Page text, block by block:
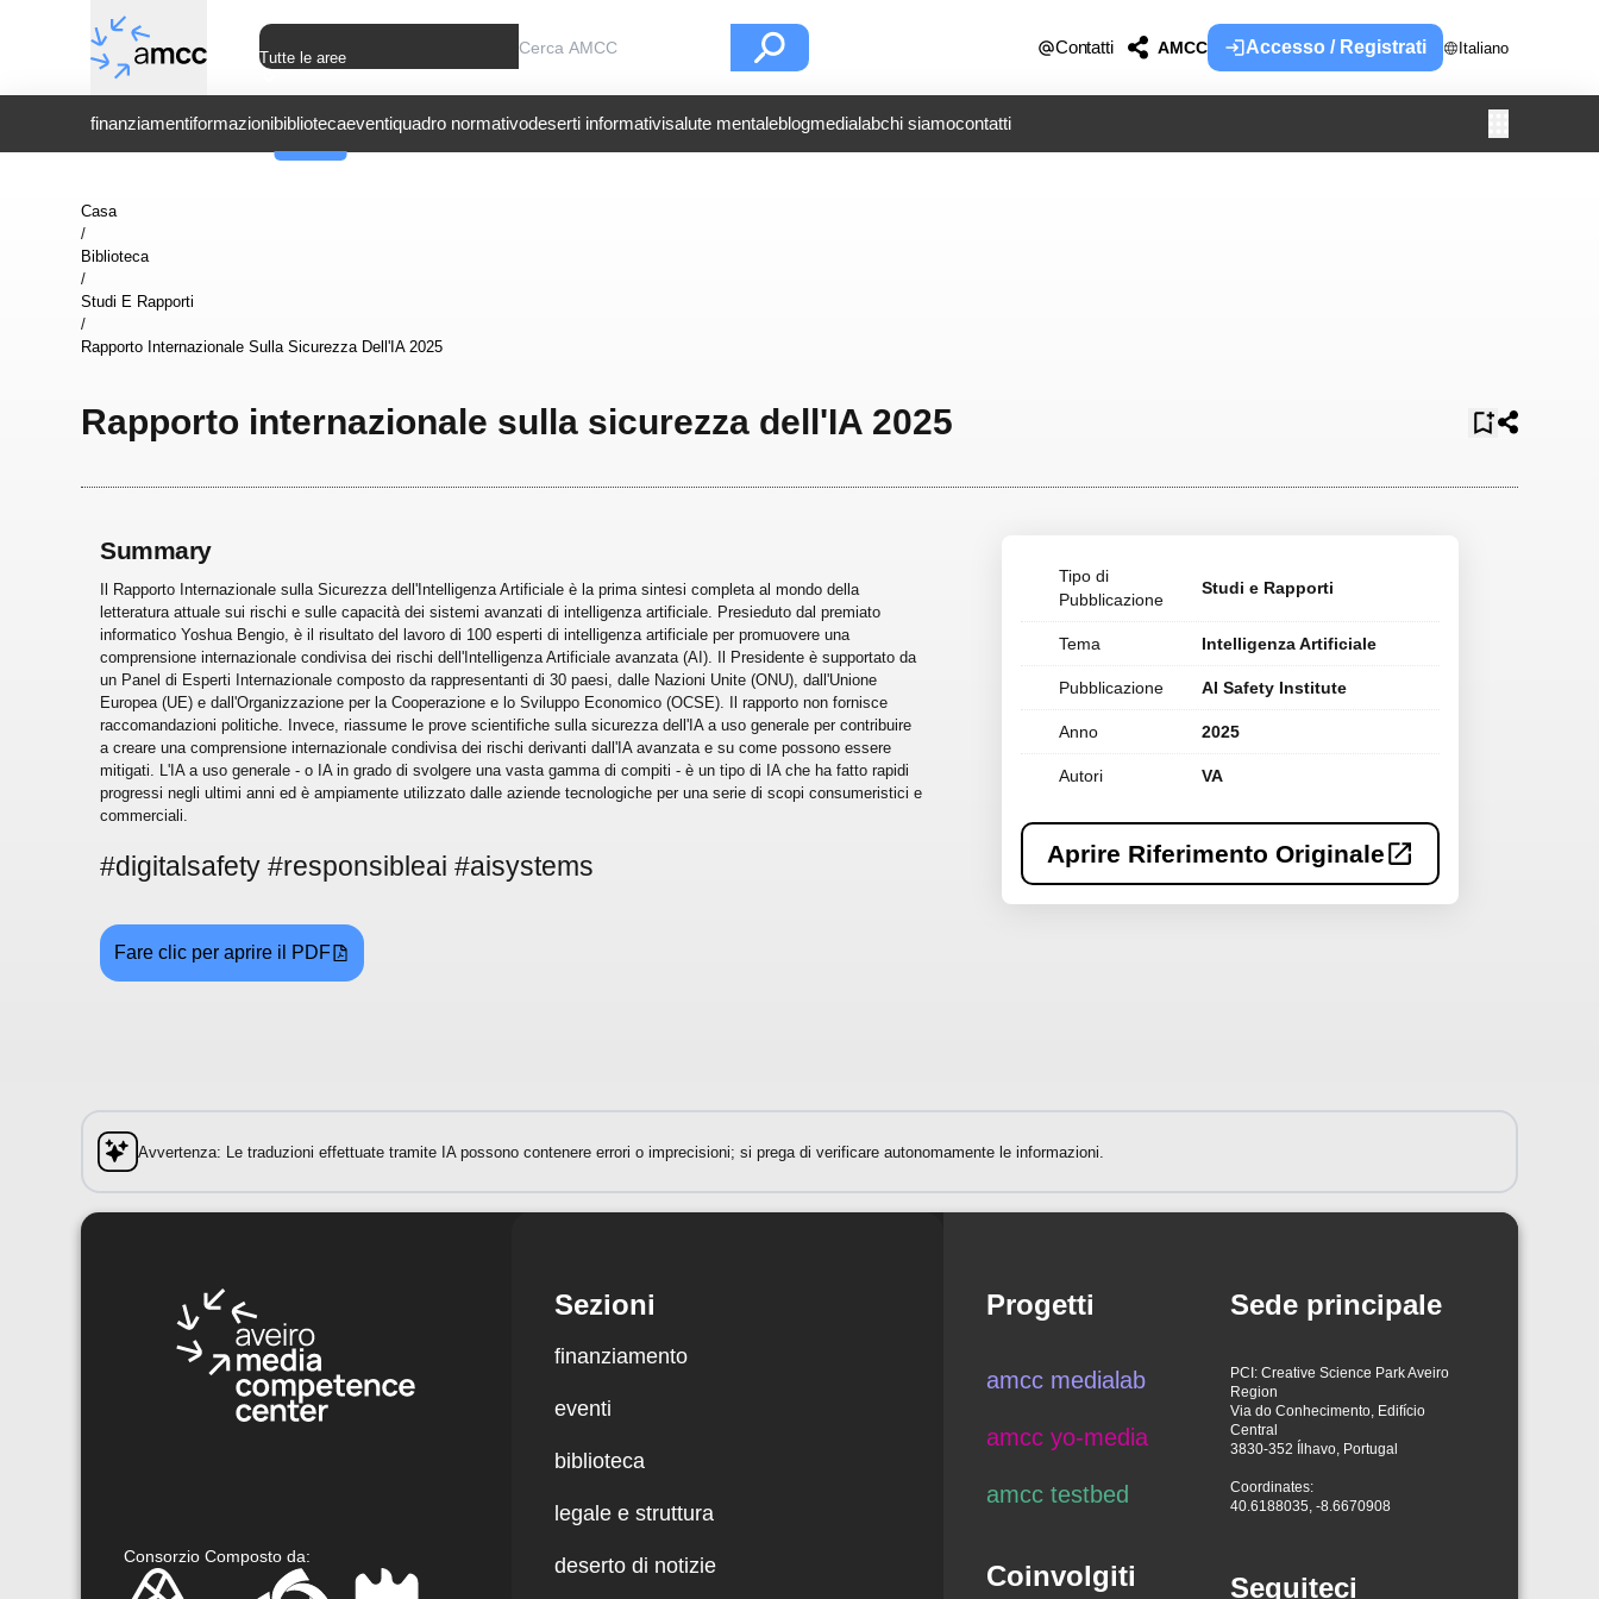
Tutte le aree
Contatti AMCC Accesso / Registrati Italiano
finanziamentiformazionibibliotecaeventiquadro normativodeserti informativisalute mentaleblogmedialabchi siamocontatti
Casa
/
Biblioteca
/
Studi E Rapporti
/
Rapporto Internazionale Sulla Sicurezza Dell'IA 2025
Rapporto internazionale sulla sicurezza dell'IA 2025
Summary
Il Rapporto Internazionale sulla Sicurezza dell'Intelligenza Artificiale è la prima sintesi completa al mondo della
letteratura attuale sui rischi e sulle capacità dei sistemi avanzati di intelligenza artificiale. Presieduto dal premiato
informatico Yoshua Bengio, è il risultato del lavoro di 100 esperti di intelligenza artificiale per promuovere una
comprensione internazionale condivisa dei rischi dell'Intelligenza Artificiale avanzata (AI). Il Presidente è supportato da
un Panel di Esperti Internazionale composto da rappresentanti di 30 paesi, dalle Nazioni Unite (ONU), dall'Unione
Europea (UE) e dall'Organizzazione per la Cooperazione e lo Sviluppo Economico (OCSE). Il rapporto non fornisce
raccomandazioni politiche. Invece, riassume le prove scientifiche sulla sicurezza dell'IA a uso generale per contribuire
a creare una comprensione internazionale condivisa dei rischi derivanti dall'IA avanzata e su come possono essere
mitigati. L'IA a uso generale - o IA in grado di svolgere una vasta gamma di compiti - è un tipo di IA che ha fatto rapidi
progressi negli ultimi anni ed è ampiamente utilizzato dalle aziende tecnologiche per una serie di scopi consumeristici e
commerciali.
#digitalsafety #responsibleai #aisystems
Fare clic per aprire il PDF
Tipo di
Pubblicazione
Studi e Rapporti
Tema Intelligenza Artificiale
Pubblicazione AI Safety Institute
Anno 2025
Autori VA
Aprire Riferimento Originale
Avvertenza: Le traduzioni effettuate tramite IA possono contenere errori o imprecisioni; si prega di verificare autonomamente le informazioni.
Consorzio Composto da:
Sezioni
finanziamento
eventi
biblioteca
legale e struttura
deserto di notizie
Progetti
amcc medialab
amcc yo-media
amcc testbed
Coinvolgiti
Sede principale
PCI: Creative Science Park Aveiro
Region
Via do Conhecimento, Edifício
Central
3830-352 Ílhavo, Portugal
Coordinates:
40.6188035, -8.6670908
Seguiteci